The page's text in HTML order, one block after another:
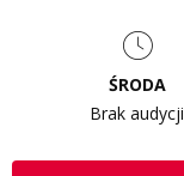
ŚRODA
Brak audycji